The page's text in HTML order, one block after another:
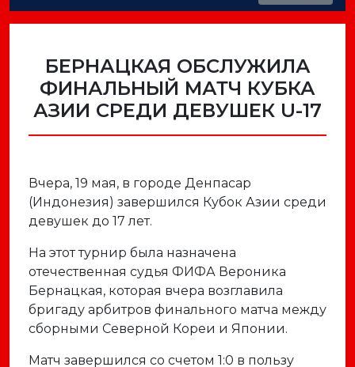
БЕРНАЦКАЯ ОБСЛУЖИЛА
ФИНАЛЬНЫЙ МАТЧ КУБКА
АЗИИ СРЕДИ ДЕВУШЕК U-17
Вчера, 19 мая, в городе Денпасар
(Индонезия) завершился Кубок Азии среди
девушек до 17 лет.
На этот турнир была назначена
отечественная судья ФИФА Вероника
Бернацкая, которая вчера возглавила
бригаду арбитров финального матча между
сборными Северной Кореи и Японии.
Матч завершился со счетом 1:0 в пользу